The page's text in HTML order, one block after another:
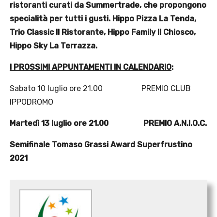
ristoranti curati da Summertrade, che propongono
specialità per tutti i gusti. Hippo Pizza La Tenda,
Trio Classic Il Ristorante, Hippo Family Il Chiosco,
Hippo Sky La Terrazza.
I PROSSIMI APPUNTAMENTI IN CALENDARIO:
Sabato 10 luglio ore 21.00 PREMIO CLUB
IPPODROMO
Martedì 13 luglio ore 21.00 PREMIO A.N.I.O.C.
Semifinale Tomaso Grassi Award Superfrustino
2021